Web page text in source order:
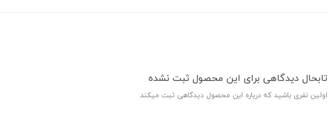
تابحال دیدگاهی برای این محصول ثبت نشده
اولین نفری باشید که درباره این محصول دیدگاهی ثبت میکند